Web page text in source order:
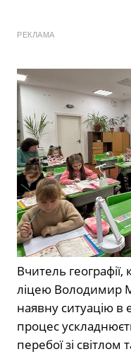
РЕКЛАМА
Вчитель
ліцею Володимир
наявну ситуацію в
процес
перебої зі світлом